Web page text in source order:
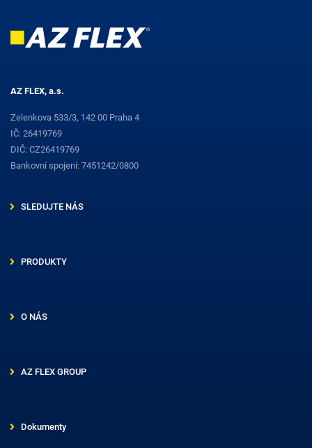
AZ FLEX, a.s.
Zelenkova 533/3, 142 00 Praha 4
IČ: 26419769
DIČ: CZ26419769
Bankovní spojení: 7451242/0800
SLEDUJTE NÁS
PRODUKTY
O NÁS
AZ FLEX GROUP
Dokumenty